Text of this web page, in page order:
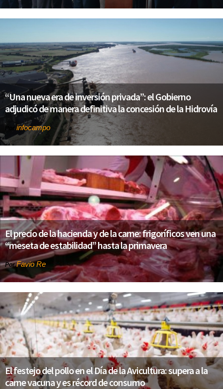
“Una nueva era de inversión privada”: el Gobierno
adjudicó de manera definitiva la concesión de la Hidrovía
Por infocampo
El precio de la hacienda y de la carne: frigoríficos ven una
“meseta de estabilidad” hasta la primavera
PorFavio Re
El festejo del pollo en el Día de la Avicultura: supera a la
carne vacuna y es récord de consumo